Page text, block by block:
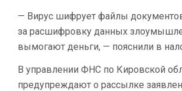
— Вирус шифрует файлы
за расшифровку данных
вымогают деньги, — пояснили в
В управлении ФНС по Кировской
предупреждают о рассылке